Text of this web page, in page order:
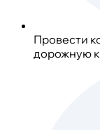
Провести
дорожную